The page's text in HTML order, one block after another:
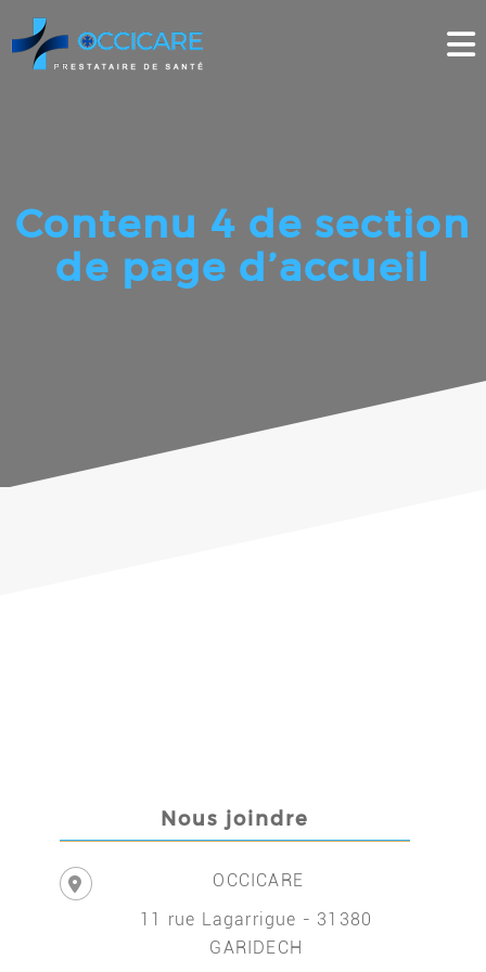
content
Contenu 4 de section
de page d’accueil
Nous joindre
OCCICARE
11 rue Lagarrigue - 31380
GARIDECH